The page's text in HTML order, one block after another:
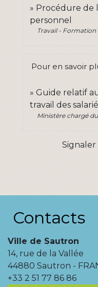
Procédure de
personnel
Travail - Formation
Pour en savoir
Guide relatif
travail des
Ministère chargé
Contacts
Ville de Sautron
14, rue de la Vallée
44880 Sautron -
+33 2 51 77 86 86